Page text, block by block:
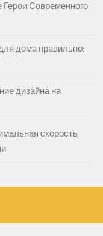
Современного
дома правильно:
дизайна на
скорость